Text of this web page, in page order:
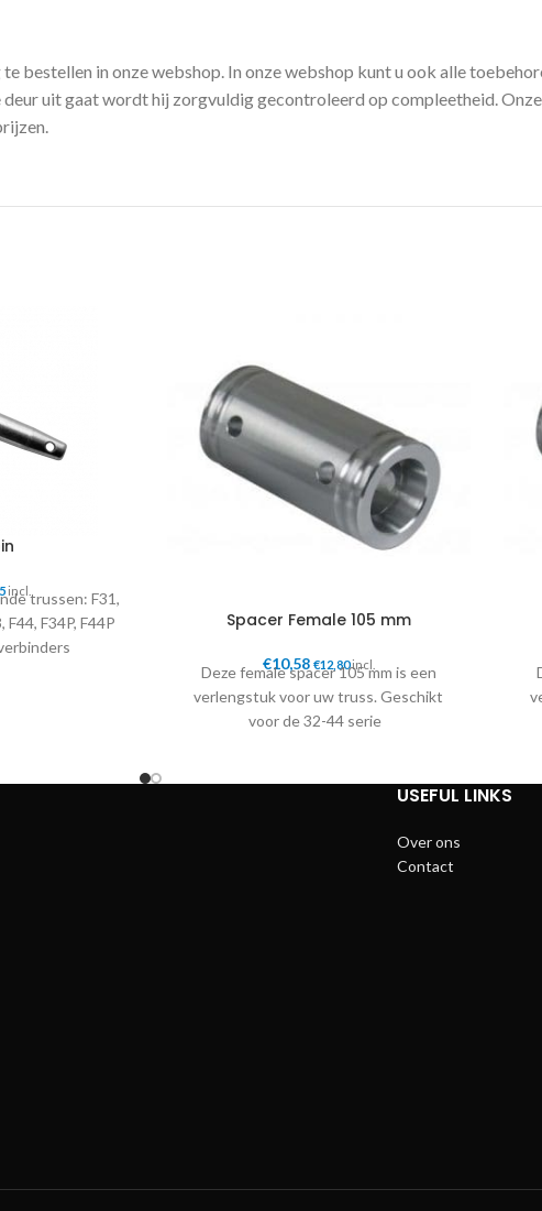
bestellen in onze webshop. In onze webshop kunt u ook alle
uit gaat wordt hij zorgvuldig gecontroleerd op compleetheid.
incl.trussen: F31,
F44, F34P, F44P
Spacer Female 105 mm
€10,58 €12,80incl.
Deze female spacer 105 mm is een
verlengstuk voor uw truss. Geschikt
voor de 32-44 serie
USEFUL LINKS
Over ons
Contact